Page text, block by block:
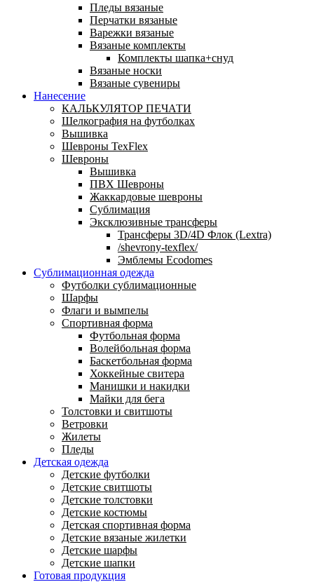
Пледы вязаные
Перчатки вязаные
Варежки вязаные
Вязаные комплекты
Комплекты шапка+снуд
Вязаные носки
Вязаные сувениры
Нанесение
КАЛЬКУЛЯТОР ПЕЧАТИ
Шелкография на футболках
Вышивка
Шевроны TexFlex
Шевроны
Вышивка
ПВХ Шевроны
Жаккардовые шевроны
Сублимация
Эксклюзивные трансферы
Трансферы 3D/4D Флок (Lextra)
/shevrony-texflex/
Эмблемы Ecodomes
Сублимационная одежда
Футболки сублимационные
Шарфы
Флаги и вымпелы
Спортивная форма
Футбольная форма
Волейбольная форма
Баскетбольная форма
Хоккейные свитера
Манишки и накидки
Майки для бега
Толстовки и свитшоты
Ветровки
Жилеты
Пледы
Детская одежда
Детские футболки
Детские свитшоты
Детские толстовки
Детские костюмы
Детская спортивная форма
Детские вязаные жилетки
Детские шарфы
Детские шапки
Готовая продукция